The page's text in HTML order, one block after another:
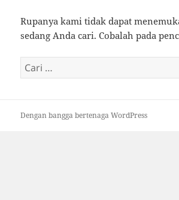
Rupanya kami tidak dapat
sedang Anda cari. Cobalah pada
Cari
untuk:
Dengan bangga bertenaga WordPress